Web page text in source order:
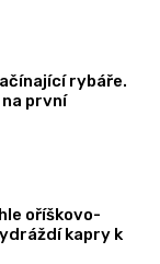
rybáře.
první
oříškovo-
kapry k